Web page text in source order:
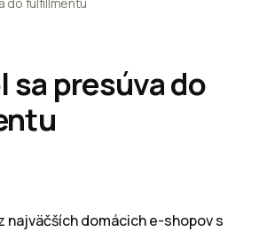
Prieskum trhu
sa presúva do
najväčších domácich e-shopov s